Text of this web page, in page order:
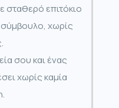
σταθερό επιτόκιο
χωρίς
σου και ένας
χωρίς καμία